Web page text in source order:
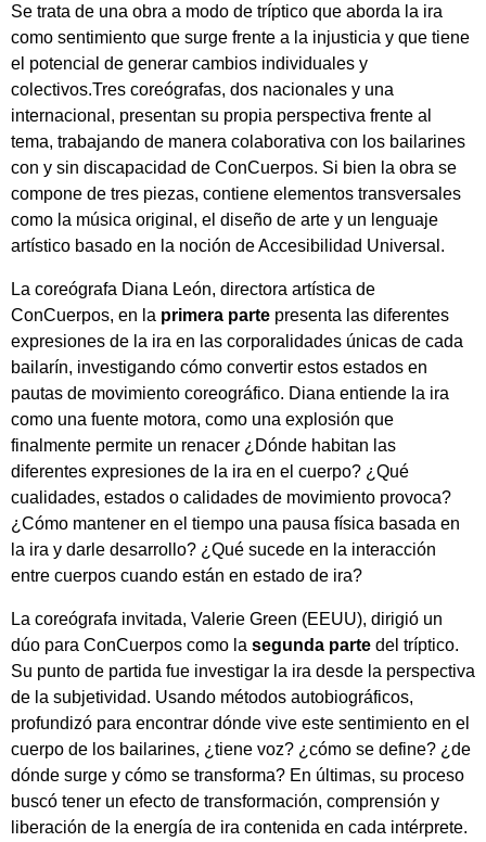
Se trata de una obra a modo de tríptico que aborda la ira
como sentimiento que surge frente a la injusticia y que tiene
el potencial de generar cambios individuales y
colectivos.Tres coreógrafas, dos nacionales y una
internacional, presentan su propia perspectiva frente al
tema, trabajando de manera colaborativa con los bailarines
con y sin discapacidad de ConCuerpos. Si bien la obra se
compone de tres piezas, contiene elementos transversales
como la música original, el diseño de arte y un lenguaje
artístico basado en la noción de Accesibilidad Universal.
La coreógrafa Diana León, directora artística de
ConCuerpos, en la primera parte presenta las diferentes
expresiones de la ira en las corporalidades únicas de cada
bailarín, investigando cómo convertir estos estados en
pautas de movimiento coreográfico. Diana entiende la ira
como una fuente motora, como una explosión que
finalmente permite un renacer ¿Dónde habitan las
diferentes expresiones de la ira en el cuerpo? ¿Qué
cualidades, estados o calidades de movimiento provoca?
¿Cómo mantener en el tiempo una pausa física basada en
la ira y darle desarrollo? ¿Qué sucede en la interacción
entre cuerpos cuando están en estado de ira?
La coreógrafa invitada, Valerie Green (EEUU), dirigió un
dúo para ConCuerpos como la segunda parte del tríptico.
Su punto de partida fue investigar la ira desde la perspectiva
de la subjetividad. Usando métodos autobiográficos,
profundizó para encontrar dónde vive este sentimiento en el
cuerpo de los bailarines, ¿tiene voz? ¿cómo se define? ¿de
dónde surge y cómo se transforma? En últimas, su proceso
buscó tener un efecto de transformación, comprensión y
liberación de la energía de ira contenida en cada intérprete.